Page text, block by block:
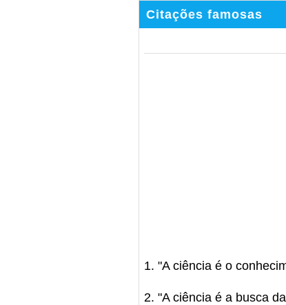
Citações famosas
1. "A ciência é o
2. "A ciência é a busca